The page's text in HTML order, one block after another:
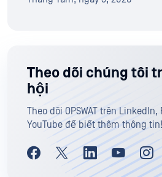
Theo dõi chúng tôi
hội
Theo dõi OPSWAT trên
YouTube để biết thêm thông tin!